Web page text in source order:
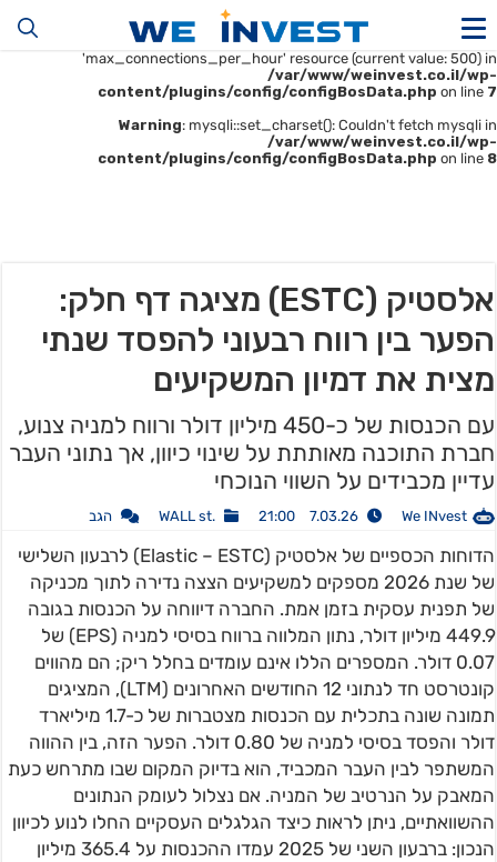
Warning
: mysqli::__construct(): (HY000/1226): User
'u414896523_maofData' has exceeded the
'max_connections_per_hour' resource (current value: 500) in
/var/www/weinvest.co.il/wp-
content/plugins/config/configBosData.php on line 7
Warning: mysqli::set_charset(): Couldn't fetch mysqli in
/var/www/weinvest.co.il/wp-
content/plugins/config/configBosData.php on line 8
אלסטיק (ESTC) מציגה דף חלק:
הפער בין רווח רבעוני להפסד שנתי
מצית את דמיון המשקיעים
עם הכנסות של כ-450 מיליון דולר ורווח למניה צנוע,
חברת התוכנה מאותתת על שינוי כיוון, אך נתוני העבר
עדיין מכבידים על השווי הנוכחי
We INvest
7.03.26 21:00
.WALL st הגב
הדוחות הכספיים של אלסטיק (Elastic – ESTC) לרבעון השלישי
של שנת 2026 מספקים למשקיעים הצצה נדירה לתוך מכניקה
של תפנית עסקית בזמן אמת. החברה דיווחה על הכנסות בגובה
449.9 מיליון דולר, נתון המלווה ברווח בסיסי למניה (EPS) של
0.07 דולר. המספרים הללו אינם עומדים בחלל ריק; הם מהווים
קונטרסט חד לנתוני 12 החודשים האחרונים (LTM), המציגים
תמונה שונה בתכלית עם הכנסות מצטברות של כ-1.7 מיליארד
דולר והפסד בסיסי למניה של 0.80 דולר. הפער הזה, בין ההווה
המשתפר לבין העבר המכביד, הוא בדיוק המקום שבו מתרחש כעת
המאבק על הנרטיב של המניה. אם נצלול לעומק הנתונים
ההשוואתיים, ניתן לראות כיצד הגלגלים העסקיים החלו לנוע לכיוון
הנכון: ברבעון השני של 2025 עמדו ההכנסות על 365.4 מיליון